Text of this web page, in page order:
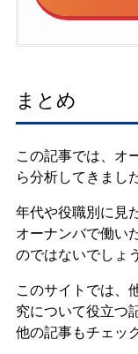
まとめ
この記事では、オ
ら分析してきました
年代や役職別に見
オーナンバで働い
のではないでしょ
このサイトでは、
究について役立つ
他の記事もチェッ